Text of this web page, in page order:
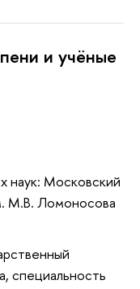
и учёные
наук: Московский
М.В. Ломоносова
специальность